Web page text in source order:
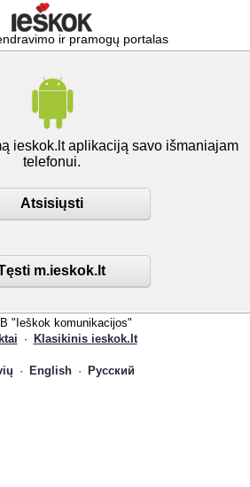
ir pramogų portalas
ieskok.lt aplikaciją savo išmaniajam
telefonui.
Atsisiųsti
m.ieskok.lt
"Ieškok komunikacijos"
· Klasikinis ieskok.lt
· English · Русский